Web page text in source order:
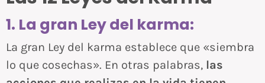
1. La gran Ley del karma:
La gran Ley del karma establece que «siembra
lo que cosechas». En otras palabras, las